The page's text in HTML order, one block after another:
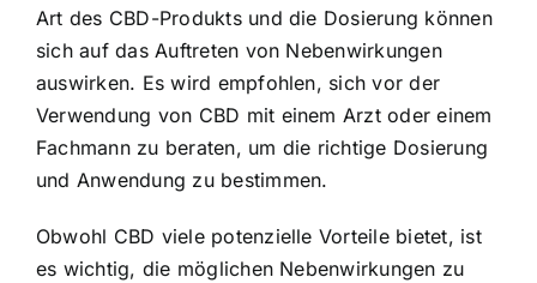
Art des CBD-Produkts und die Dosierung können
sich auf das Auftreten von Nebenwirkungen
auswirken. Es wird empfohlen, sich vor der
Verwendung von CBD mit einem Arzt oder einem
Fachmann zu beraten, um die richtige Dosierung
und Anwendung zu bestimmen.
Obwohl CBD viele potenzielle Vorteile bietet, ist
es wichtig, die möglichen Nebenwirkungen zu